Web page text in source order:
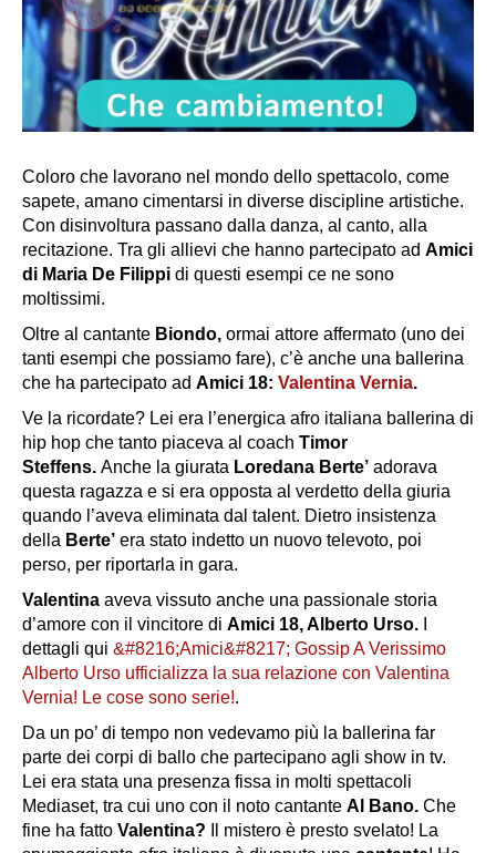
Coloro che lavorano nel mondo dello spettacolo, come
sapete, amano cimentarsi in diverse discipline artistiche.
Con disinvoltura passano dalla danza, al canto, alla
recitazione. Tra gli allievi che hanno partecipato ad Amici
di Maria De Filippi di questi esempi ce ne sono
moltissimi.
Oltre al cantante Biondo, ormai attore affermato (uno dei
tanti esempi che possiamo fare), c’è anche una ballerina
che ha partecipato ad Amici 18: Valentina Vernia.
Ve la ricordate? Lei era l’energica afro italiana ballerina di
hip hop che tanto piaceva al coach Timor
Steffens. Anche la giurata Loredana Berte’ adorava
questa ragazza e si era opposta al verdetto della giuria
quando l’aveva eliminata dal talent. Dietro insistenza
della Berte’ era stato indetto un nuovo televoto, poi
perso, per riportarla in gara.
Valentina aveva vissuto anche una passionale storia
d’amore con il vincitore di Amici 18, Alberto Urso.
dettagli qui &#8216;Amici&#8217; Gossip A Verissimo
Alberto Urso ufficializza la sua relazione con Valentina
Vernia! Le cose sono serie!.
Da un po’ di tempo non vedevamo più la ballerina far
parte dei corpi di ballo che partecipano agli show in tv.
Lei era stata una presenza fissa in molti spettacoli
Mediaset, tra cui uno con il noto cantante Al Bano. Che
fine ha fatto Valentina?
Il mistero è presto svelato! La